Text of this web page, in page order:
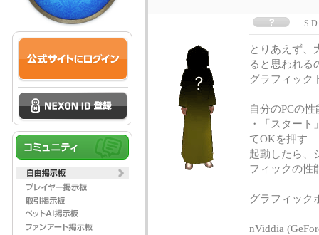
とりあえず、
ると思われる
グラフィック
自分のPCの
・「スター
てOKを押す
起動したら、
フィックの性
グラフィック
nViddia